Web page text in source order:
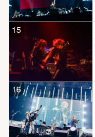
15
16